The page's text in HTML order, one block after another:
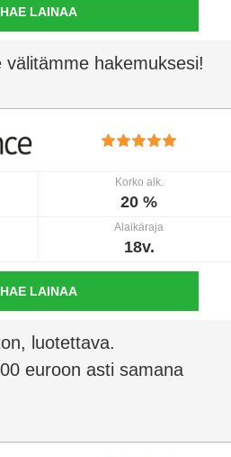
HAE LAINAA
välitämme hakemuksesi!
Korko alk.
20 %
Alaikäraja
18v.
HAE LAINAA
luotettava.
euroon asti samana